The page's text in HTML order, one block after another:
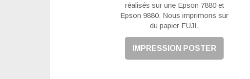
réalisés sur une Epson 7880 et
Epson 9880. Nous imprimons sur
du papier FUJI.
IMPRESSION POSTER